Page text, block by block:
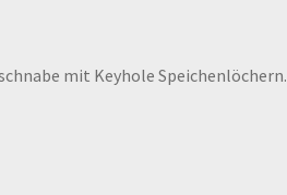
mit Keyhole Speichenlöchern.